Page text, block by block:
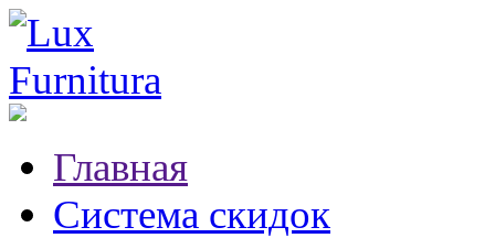
Главная
Система скидок